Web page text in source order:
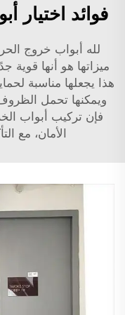
فوائد اختيار
لله أبواب خروج
ميزاتها هو أنها قوية
هذا يجعلها مناسبة
ويمكنها تحمل
فإن تركيب أبواب
الأمان، مع